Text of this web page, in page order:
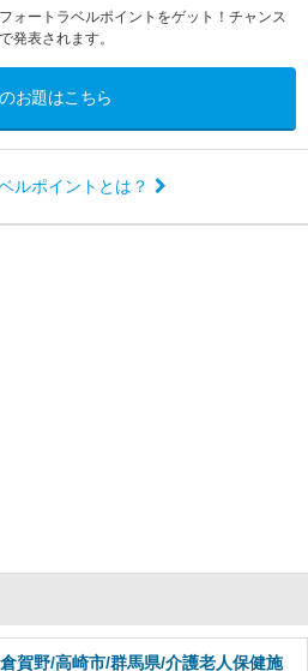
ォートラベルポイントをゲット！チャンス
発表されます。
お題はこちら
ルポイントとは？
賀野/高崎市/群馬県/介護老人保健施